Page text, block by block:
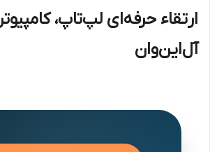
ارتقاء حرفه‌ای لپ‌تاپ،
آل‌این‌وان